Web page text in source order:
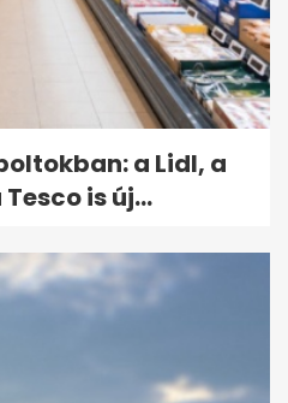
a Lidl, a
is új...